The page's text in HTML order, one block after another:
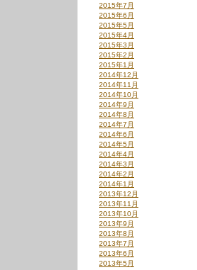
2015年7月
2015年6月
2015年5月
2015年4月
2015年3月
2015年2月
2015年1月
2014年12月
2014年11月
2014年10月
2014年9月
2014年8月
2014年7月
2014年6月
2014年5月
2014年4月
2014年3月
2014年2月
2014年1月
2013年12月
2013年11月
2013年10月
2013年9月
2013年8月
2013年7月
2013年6月
2013年5月